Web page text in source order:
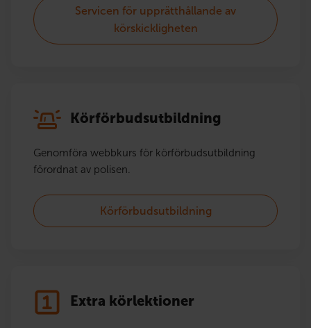
Servicen för upprätthållande av
körskickligheten
Körförbudsutbildning
Genomföra webbkurs för körförbudsutbildning
förordnat av polisen.
Körförbudsutbildning
Extra körlektioner